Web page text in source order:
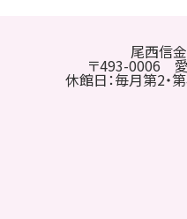
尾西信
〒493-0006
休館日：毎月第2・